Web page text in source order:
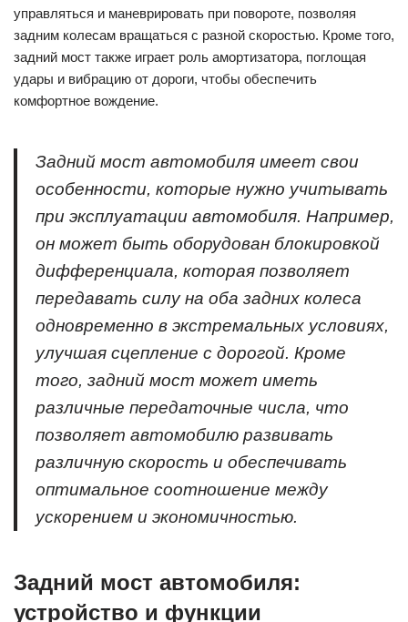
управляться и маневрировать при повороте, позволяя
задним колесам вращаться с разной скоростью. Кроме того,
задний мост также играет роль амортизатора, поглощая
удары и вибрацию от дороги, чтобы обеспечить
комфортное вождение.
Задний мост автомобиля имеет свои
особенности, которые нужно учитывать
при эксплуатации автомобиля. Например,
он может быть оборудован блокировкой
дифференциала, которая позволяет
передавать силу на оба задних колеса
одновременно в экстремальных условиях,
улучшая сцепление с дорогой. Кроме
того, задний мост может иметь
различные передаточные числа, что
позволяет автомобилю развивать
различную скорость и обеспечивать
оптимальное соотношение между
ускорением и экономичностью.
Задний мост автомобиля:
устройство и функции